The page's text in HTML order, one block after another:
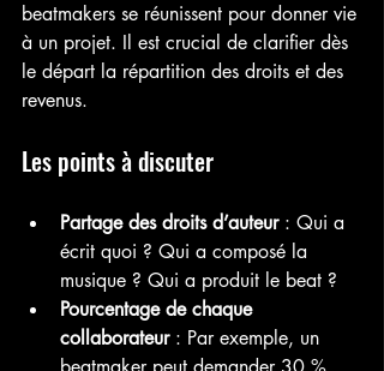
beatmakers se réunissent pour donner vie
à un projet. Il est crucial de clarifier dès
le départ la répartition des droits et des
revenus.
Les points à discuter
Partage des droits d’auteur : Qui a
écrit quoi ? Qui a composé la
musique ? Qui a produit le beat ?
Pourcentage de chaque
collaborateur : Par exemple, un